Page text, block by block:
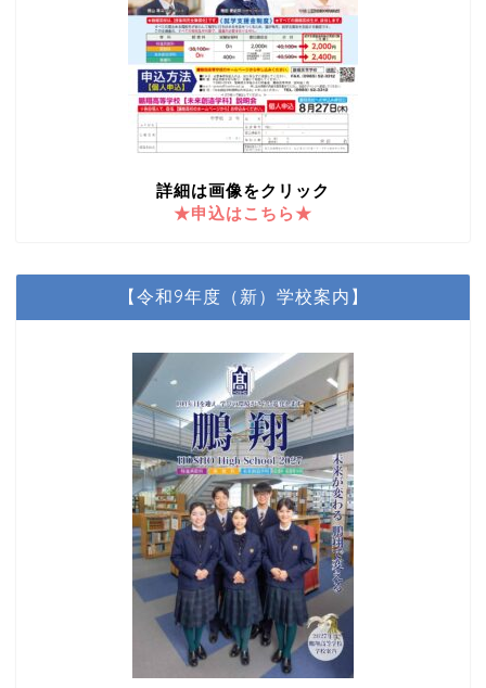
詳細は画像をクリック
★申込はこちら★
【令和9年度（新）学校案内】